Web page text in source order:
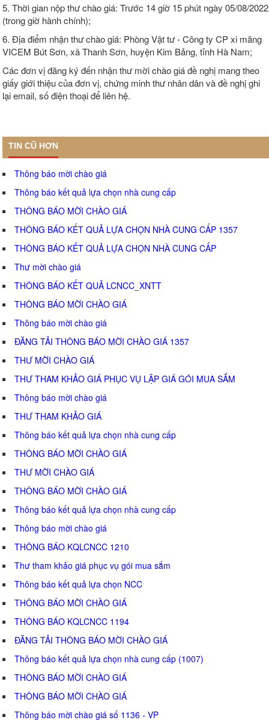
5. Thời gian nộp thư chào giá: Trước 14 giờ 15 phút ngày 05/08/2022
(trong giờ hành chính);
6. Địa điểm nhận thư chào giá: Phòng Vật tư - Công ty CP xi măng
VICEM Bút Sơn, xã Thanh Sơn, huyện Kim Bảng, tỉnh Hà Nam;
Các đơn vị đăng ký đến nhận thư mời chào giá đề nghị mang theo
giấy giới thiệu của đơn vị, chứng minh thư nhân dân và đề nghị ghi
lại email, số điện thoại để liên hệ.
TIN CŨ HƠN
Thông báo mời chào giá
Thông báo kết quả lựa chọn nhà cung cấp
THÔNG BÁO MỜI CHÀO GIÁ
THÔNG BÁO KẾT QUẢ LỰA CHỌN NHÀ CUNG CẤP 1357
THÔNG BÁO KẾT QUẢ LỰA CHỌN NHÀ CUNG CẤP
Thư mời chào giá
THÔNG BÁO KẾT QUẢ LCNCC_XNTT
THÔNG BÁO MỜI CHÀO GIÁ
Thông báo mời chào giá
ĐĂNG TẢI THÔNG BÁO MỜI CHÀO GIÁ 1357
THƯ MỜI CHÀO GIÁ
THƯ THAM KHẢO GIÁ PHỤC VỤ LẬP GIÁ GÓI MUA SẮM
Thông báo mời chào giá
THƯ THAM KHẢO GIÁ
Thông báo kết quả lựa chọn nhà cung cấp
THÔNG BÁO MỜI CHÀO GIÁ
THƯ MỜI CHÀO GIÁ
THÔNG BÁO MỜI CHÀO GIÁ
Thông báo kết quả lựa chọn nhà cung cấp
Thông báo mời chào giá
THÔNG BÁO KQLCNCC 1210
Thư tham khảo giá phục vụ gói mua sắm
Thông báo kết quả lựa chọn NCC
THÔNG BÁO MỜI CHÀO GIÁ
THÔNG BÁO KQLCNCC 1194
ĐĂNG TẢI THÔNG BÁO MỜI CHÀO GIÁ
Thông báo kết quả lựa chọn nhà cung cấp (1007)
THÔNG BÁO MỜI CHÀO GIÁ
THÔNG BÁO MỜI CHÀO GIÁ
Thông báo mời chào giá số 1136 - VP